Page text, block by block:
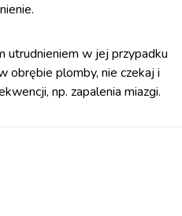
utrudnieniem w jej przypadku
obrębie plomby, nie czekaj i
np. zapalenia miazgi.